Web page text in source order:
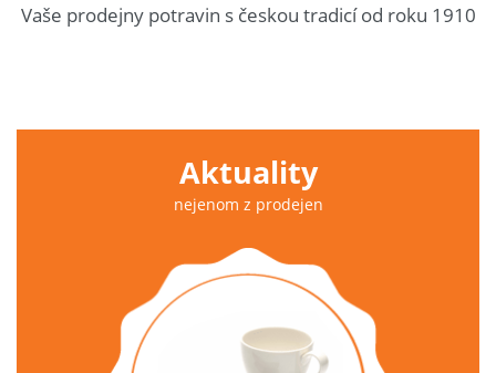
Vaše prodejny potravin s českou tradicí od roku 1910
Aktuality
nejenom z prodejen